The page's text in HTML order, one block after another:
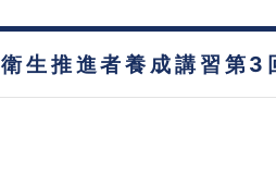
衛生推進者養成講習第3